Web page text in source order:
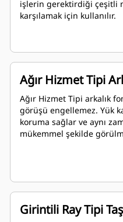
işlerin gerektirdiği çeşitli
karşılamak için kullanılır.
Ağır Hizmet Tipi
Ağır Hizmet Tipi arkalık
görüşü engellemez. Yük
koruma sağlar ve aynı
mükemmel şekilde
Girintili Ray Tipi